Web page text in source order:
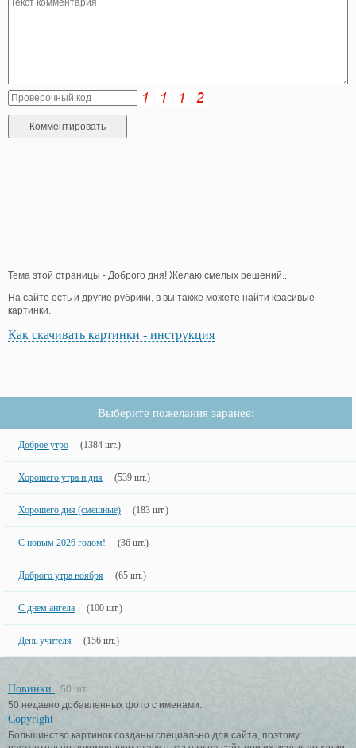
Тема этой страницы - Доброго дня! Желаю смелых решений..
На сайте есть и другие рубрики, в вы также можете найти красивые
картинки.
Как скачивать картинки - инструкция
Выберите пожелания заранее:
Доброе утро (1384 шт.)
Хорошего утра и дня (539 шт.)
Хорошего дня (смешные) (183 шт.)
С новым 2026 годом! (36 шт.)
Доброго утра ноября (65 шт.)
С днем ангела (100 шт.)
День учителя (156 шт.)
Новинки
50 шт.
50 недавно добавленных фото с именами.
Copyright
Большинство картинок созданы специально для сайта, поэтому